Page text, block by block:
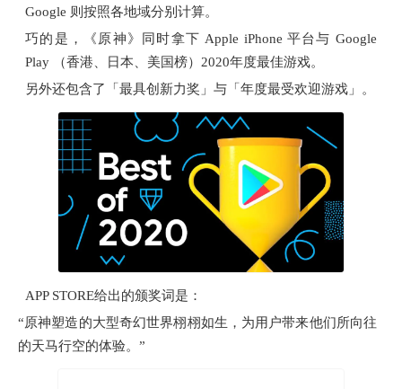
Google 则按照各地域分别计算。
巧的是，《原神》同时拿下 Apple iPhone 平台与 Google
Play （香港、日本、美国榜）2020年度最佳游戏。
另外还包含了「最具创新力奖」与「年度最受欢迎游戏」。
APP STORE给出的颁奖词是：
“原神塑造的大型奇幻世界栩栩如生，为用户带来他们所向往
的天马行空的体验。”